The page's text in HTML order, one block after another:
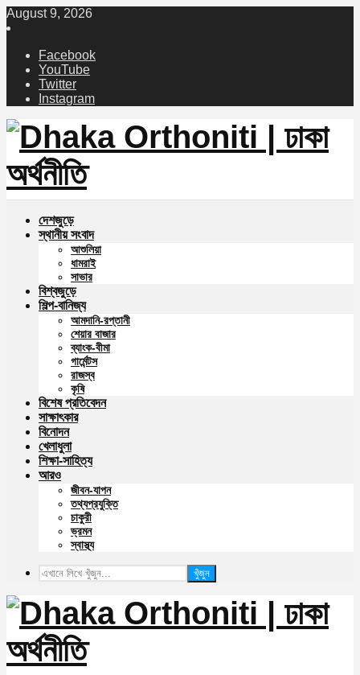
August 9, 2026
Facebook
YouTube
Twitter
Instagram
দেশজুড়ে
স্থানীয় সংবাদ
আশুলিয়া
ধামরাই
সাভার
বিশ্বজুড়ে
শিল্প-বানিজ্য
আমদানি-রপ্তানী
শেয়ার বাজার
ব্যাংক-বীমা
গার্মেন্টস
রাজস্ব
কৃষি
বিশেষ প্রতিবেদন
সাক্ষাৎকার
বিনোদন
খেলাধুলা
শিক্ষা-সাহিত্য
আরও
জীবন-যাপন
তথ্যপ্রযুক্তি
চাকুরী
ভ্রমন
স্বাস্থ্য
খুঁজুন